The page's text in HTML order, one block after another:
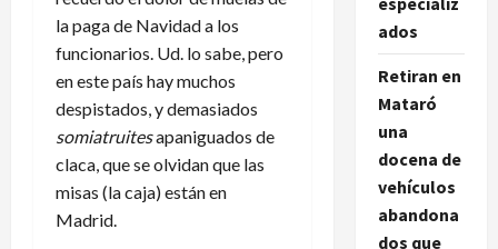
la paga de Navidad a los
funcionarios. Ud. lo sabe, pero
en este país hay muchos
despistados, y demasiados
somiatruitesapaniguados de
claca, que se olvidan que las
misas (la caja) están en
Madrid.
ados
Retiran en
Mataró
una
docena de
vehículos
abandona
dos que